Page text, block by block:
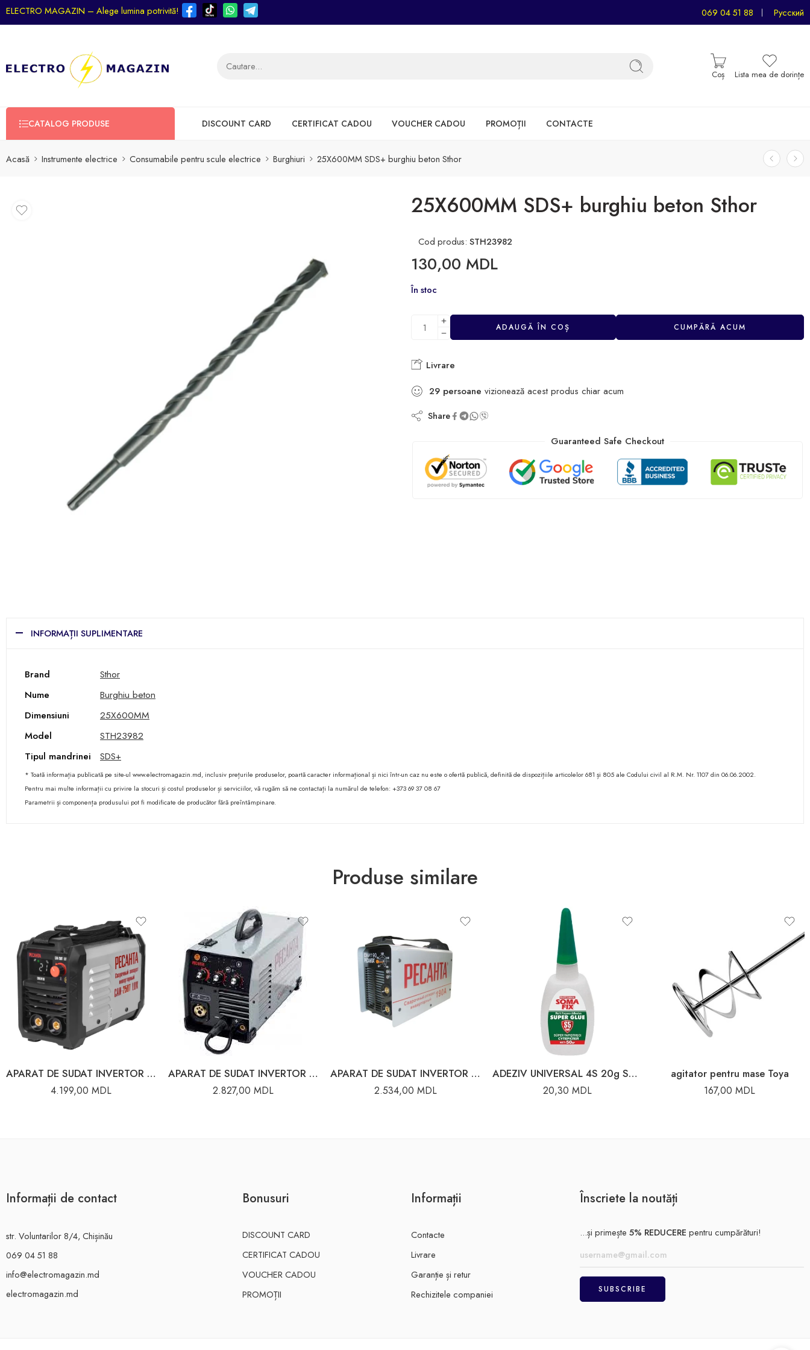
ELECTRO MAGAZIN – Alege lumina potrivită! 069 04 51 88 Русский
Coș Lista mea de dorințe
CATALOG PRODUSE DISCOUNT CARD CERTIFICAT CADOU VOUCHER CADOU PROMOȚII CONTACTE
Acasă Instrumente electrice Consumabile pentru scule electrice Burghiuri 25X600MM SDS+ burghiu beton Sthor
25X600MM SDS+ burghiu beton Sthor
Cod produs: STH23982
130,00 MDL
În stoc
ADAUGĂ ÎN COȘ CUMPĂRĂ ACUM
Livrare
29 persoane vizionează acest produs chiar acum
Share
Guaranteed Safe Checkout
INFORMAȚII SUPLIMENTARE
Brand
Sthor
Nume
Burghiu beton
Dimensiuni
25X600MM
Model
STH23982
Tipul mandrinei
SDS+
* Toată informația publicată pe site-ul www.electromagazin.md, inclusiv prețurile produselor, poartă caracter informațional și nici într-un caz nu este o ofertă publică, definită de dispozițiile articolelor 681 și 805 ale Codului civil al R.M. Nr. 1107 din 06.06.2002.
Pentru mai multe informații cu privire la stocuri și costul produselor și serviciilor, vă rugăm să ne contactați la numărul de telefon: +373 69 37 08 67
Parametrii și componența produsului pot fi modificate de producător fără preîntâmpinare.
Produse similare
APARAT DE SUDAT INVERTOR MMA-250 LUX MMA 250A 9.5 kW 220V RESANTA
4.199,00 MDL
APARAT DE SUDAT INVERTOR 220A RESANTA
2.827,00 MDL
APARAT DE SUDAT INVERTOR 190A RESANTA 65/2
2.534,00 MDL
ADEZIV UNIVERSAL 4S 20g SOMAFIX 80061
20,30 MDL
agitator pentru mase Toya
167,00 MDL
Informații de contact
str. Voluntarilor 8/4, Chișinău
069 04 51 88
info@electromagazin.md
electromagazin.md
Bonusuri
DISCOUNT CARD
CERTIFICAT CADOU
VOUCHER CADOU
PROMOȚII
Informații
Contacte
Livrare
Garanție și retur
Rechizitele companiei
Înscriete la noutăți
...și primește 5% REDUCERE pentru cumpărături!